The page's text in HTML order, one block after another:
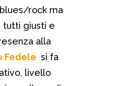
rock ma
tutti giusti e
alla
Fedele si fa
livello